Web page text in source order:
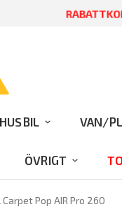
VAN/
ÖVRIGT
Pop AIR Pro 260